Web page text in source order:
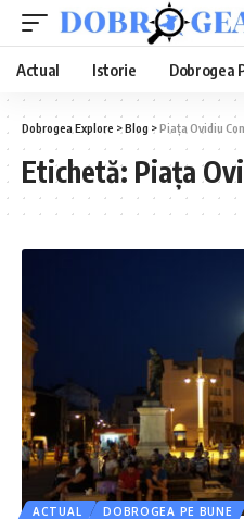
Actual Istorie Dobrogea
Dobrogea Explore >Blog >Piața Ovidiu
Etichetă: Piața
ACTUAL DOBROGEA PE BUNE